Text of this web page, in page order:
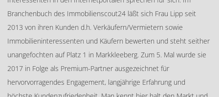
Branchenbuch des Immobilienscout24 läßt sich Frau Lipp seit
2013 von ihren Kunden d.h. Verkäufern/Vermietern sowie
Immobilieninteressenten und Käufern bewerten und steht seither
unangefochten auf Platz 1 in Markkleeberg. Zum 5. Mal wurde sie
2017 in Folge als Premium-Partner ausgezeichnet für
hervorvorragendes Engagement, langjährige Erfahrung und